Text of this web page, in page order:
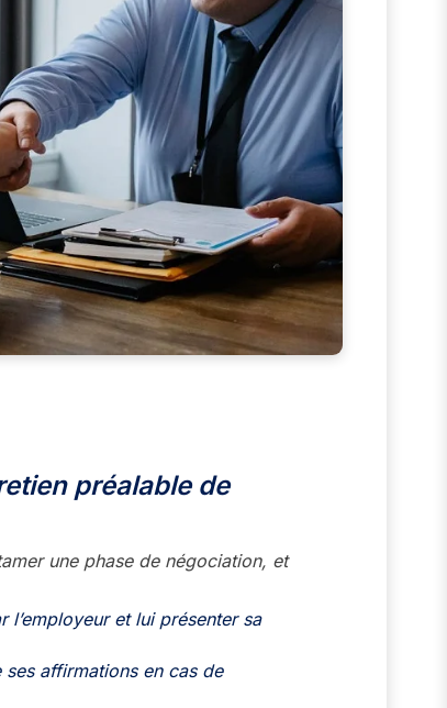
préalable de
une phase de négociation, et
et lui présenter sa
affirmations en cas de